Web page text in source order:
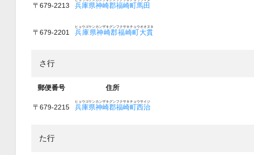
〒679-2213 兵庫県神崎郡福崎町馬田
〒679-2201 兵庫県神崎郡福崎町大貫
ヒョウゴケンカンザキグンフクサキチョウオオヌキ
さ行
郵便番号 住所
〒679-2215 兵庫県神崎郡福崎町西治
ヒョウゴケンカンザキグンフクサキチョウサイジ
た行